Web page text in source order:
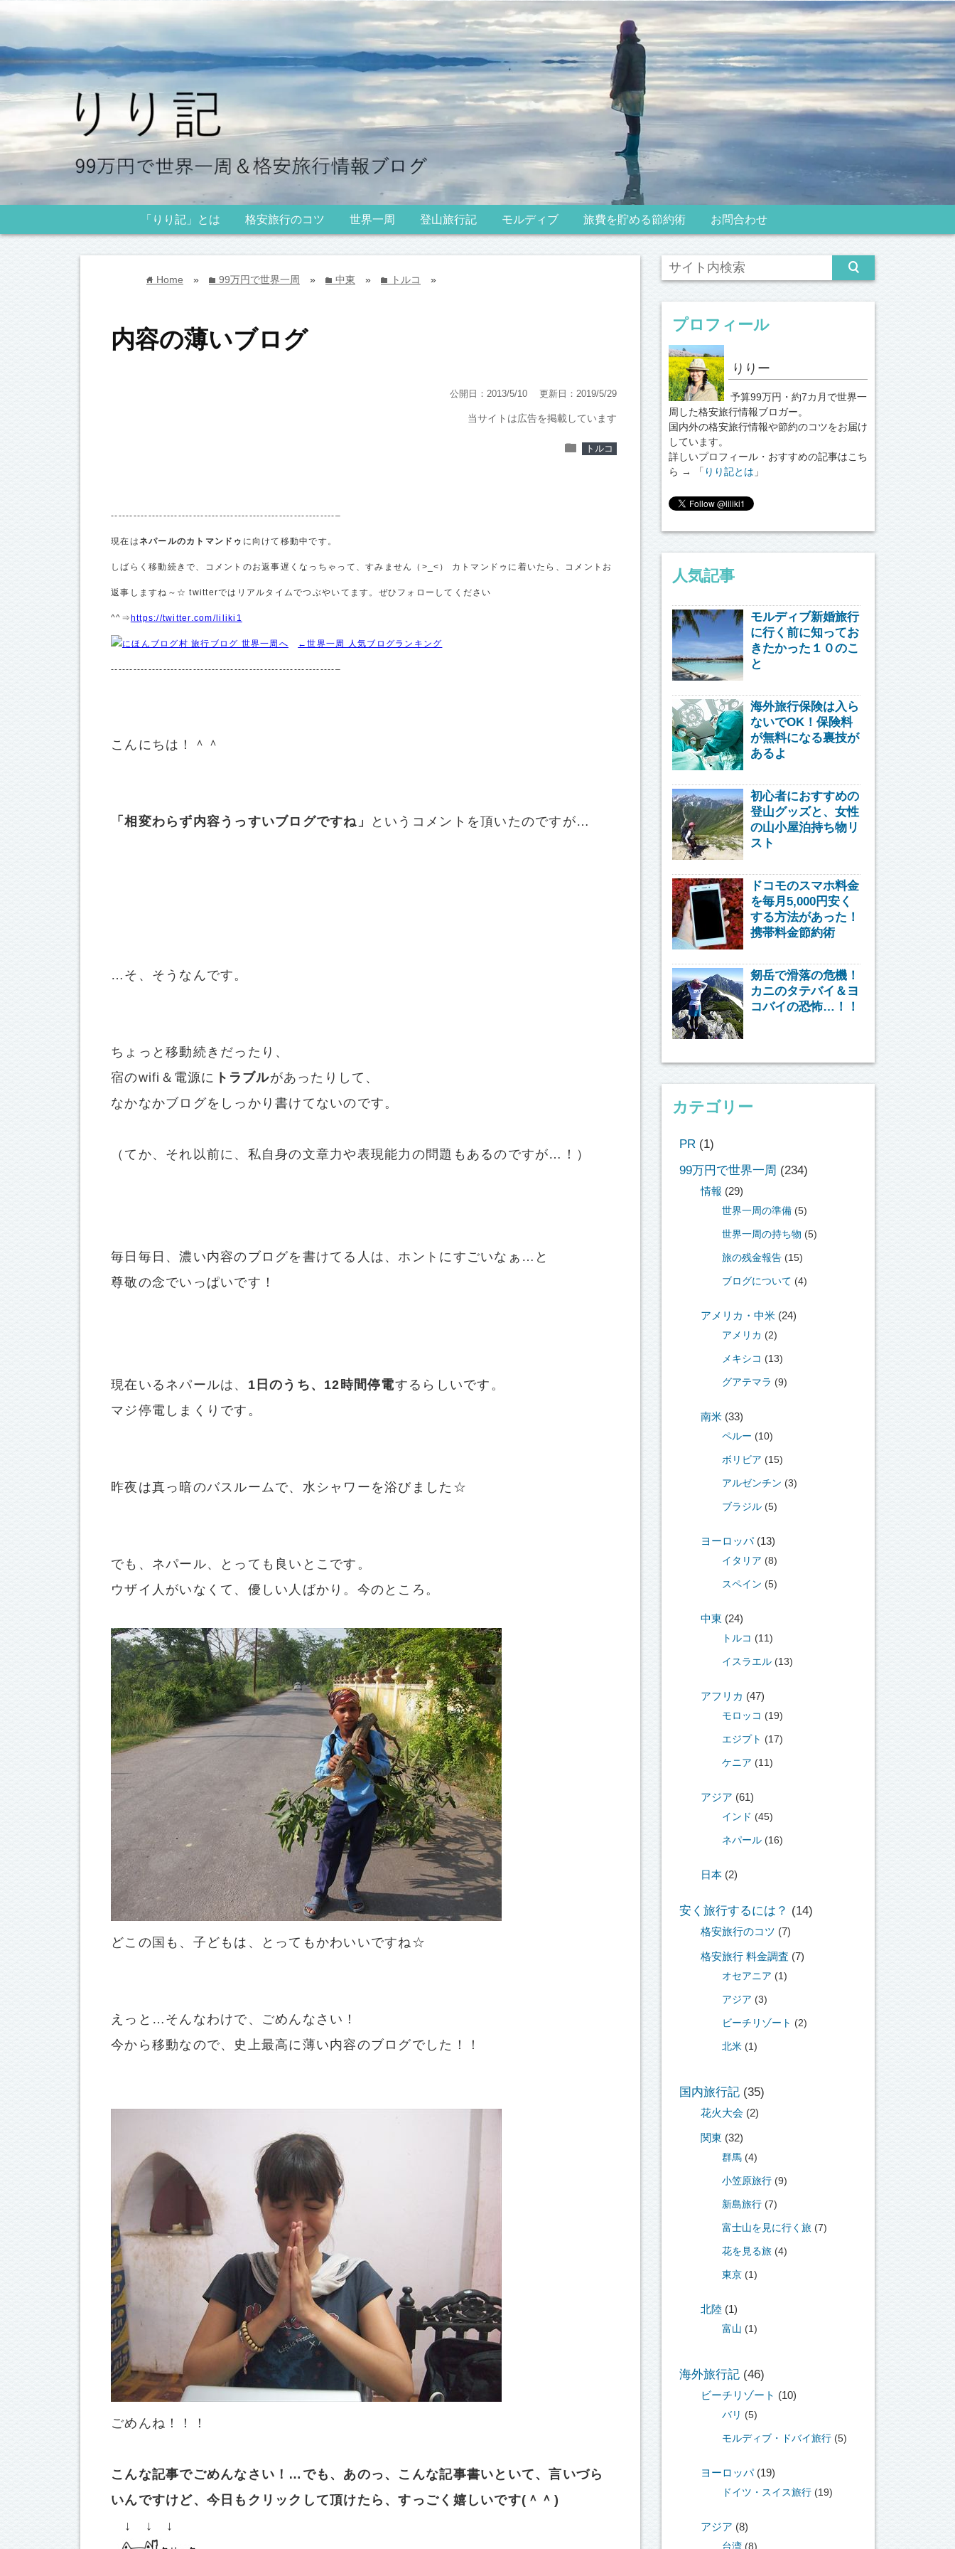
「りり記」とは 格安旅行のコツ 世界一周 登山旅行記 モルディブ 旅費を貯める節約術 お問合わせ
home Home » folder 99万円で世界一周 » folder 中東 » folder トルコ »
内容の薄いブログ
公開日：2013/5/10 更新日：2019/5/29
当サイトは広告を掲載しています
folder トルコ
------------------------------------------------------------–
現在はネパールのカトマンドゥ に向けて移動中です。
しばらく移動続きで、コメントのお返事遅くなっちゃって、すみません（>_<） カトマンドゥに着いたら、コメントお
返事しますね～☆ twitterではリアルタイムでつぶやいてます。ぜひフォローしてください
^^⇒ https://twitter.com/liliki1
←世界一周 人気ブログランキング
------------------------------------------------------------–
こんにちは！＾＾
「相変わらず内容うっすいブログですね」 というコメントを頂いたのですが…
…そ、そうなんです。
ちょっと移動続きだったり、
宿のwifi＆電源に トラブルがあったりして、
なかなかブログをしっかり書けてないのです。
（てか、それ以前に、私自身の文章力や表現能力の問題もあるのですが…！）
毎日毎日、濃い内容のブログを書けてる人は、ホントにすごいなぁ…と
尊敬の念でいっぱいです！
現在いるネパールは、 1日のうち、12時間停電するらしいです。
マジ停電しまくりです。
昨夜は真っ暗のバスルームで、水シャワーを浴びました☆
でも、ネパール、とっても良いとこです。
ウザイ人がいなくて、優しい人ばかり。今のところ。
どこの国も、子どもは、とってもかわいいですね☆
えっと…そんなわけで、ごめんなさい！
今から移動なので、史上最高に薄い内容のブログでした！！
ごめんね！！！
こんな記事でごめんなさい！…でも、あのっ、こんな記事書いといて、言いづら
いんですけど、今日もクリックして頂けたら、すっごく嬉しいです(＾＾)
↓ ↓ ↓
プロフィール
りりー
予算99万円・約7カ月で世界一
周した格安旅行情報ブロガー。
国内外の格安旅行情報や節約のコツをお届け
しています。
詳しいプロフィール・おすすめの記事はこち
ら → 「 りり記とは 」
人気記事
モルディブ新婚旅行
に行く前に知ってお
きたかった１０のこ
と
海外旅行保険は入ら
ないでOK！保険料
が無料になる裏技が
あるよ
初心者におすすめの
登山グッズと、女性
の山小屋泊持ち物リ
スト
ドコモのスマホ料金
を毎月5,000円安く
する方法があった！
携帯料金節約術
剱岳で滑落の危機！
カニのタテバイ＆ヨ
コバイの恐怖…！！
カテゴリー
PR (1)
99万円で世界一周 (234)
情報 (29)
世界一周の準備 (5)
世界一周の持ち物 (5)
旅の残金報告 (15)
ブログについて (4)
アメリカ・中米 (24)
アメリカ (2)
メキシコ (13)
グアテマラ (9)
南米 (33)
ペルー (10)
ボリビア (15)
アルゼンチン (3)
ブラジル (5)
ヨーロッパ(13)
イタリア (8)
スペイン (5)
中東 (24)
トルコ (11)
イスラエル (13)
アフリカ (47)
モロッコ (19)
エジプト (17)
ケニア (11)
アジア (61)
インド (45)
ネパール (16)
日本 (2)
安く旅行するには？ (14)
格安旅行のコツ (7)
格安旅行 料金調査 (7)
オセアニア (1)
アジア (3)
ビーチリゾート (2)
北米 (1)
国内旅行記 (35)
花火大会 (2)
関東 (32)
群馬 (4)
小笠原旅行 (9)
新島旅行 (7)
富士山を見に行く旅 (7)
花を見る旅 (4)
東京 (1)
北陸 (1)
富山 (1)
海外旅行記 (46)
ビーチリゾート (10)
バリ (5)
モルディブ・ドバイ旅行 (5)
ヨーロッパ(19)
ドイツ・スイス旅行 (19)
アジア (8)
台湾 (8)